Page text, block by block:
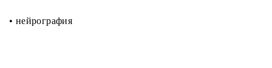
• нейрография